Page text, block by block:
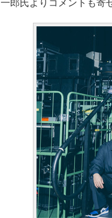
一郎氏よりコメントも寄